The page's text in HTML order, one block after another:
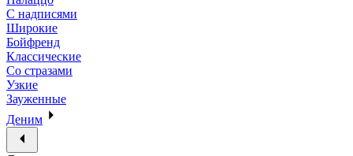
С надписями
Широкие
Бойфренд
Классические
Со стразами
Узкие
Зауженные
Деним